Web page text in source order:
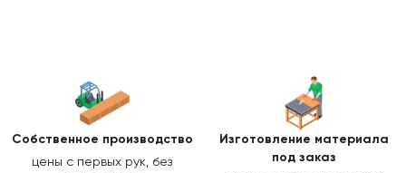
Собственное производство
цены с первых рук, без
Изготовление материала
под заказ